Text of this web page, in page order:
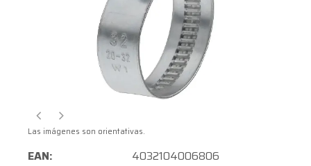
Las imágenes son orientativas.
EAN:
4032104006806